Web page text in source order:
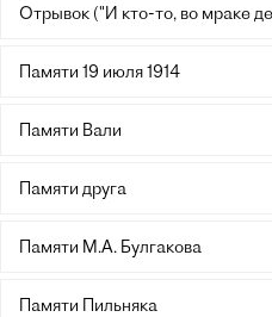
Отрывок ("И кто-то, во мраке
Памяти 19 июля 1914
Памяти Вали
Памяти друга
Памяти М.А. Булгакова
Памяти Пильняка